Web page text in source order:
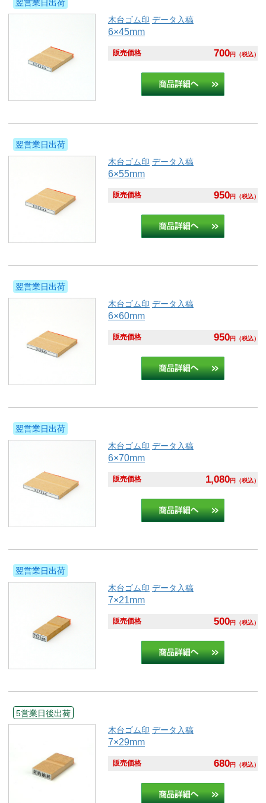
翌営業日出荷
木台ゴム印 データ入稿
6×45mm
販売価格 700円 （税込）
翌営業日出荷
木台ゴム印 データ入稿
6×55mm
販売価格 950円 （税込）
翌営業日出荷
木台ゴム印 データ入稿
6×60mm
販売価格 950円 （税込）
翌営業日出荷
木台ゴム印 データ入稿
6×70mm
販売価格 1,080円 （税込）
翌営業日出荷
木台ゴム印 データ入稿
7×21mm
販売価格 500円 （税込）
5営業日後出荷
木台ゴム印 データ入稿
7×29mm
販売価格 680円 （税込）